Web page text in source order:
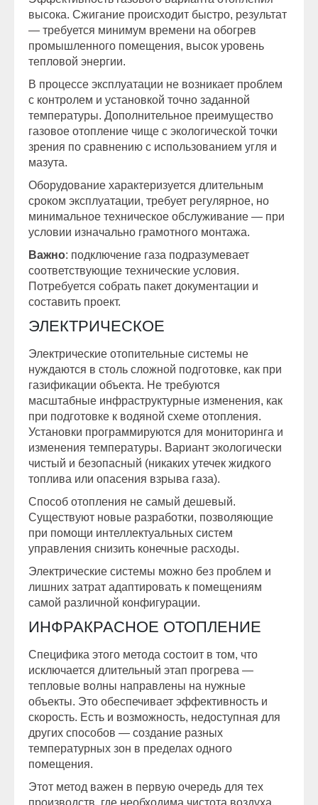
высока. Сжигание происходит быстро, результат
— требуется минимум времени на обогрев
промышленного помещения, высок уровень
тепловой энергии.
В процессе эксплуатации не возникает проблем
с контролем и установкой точно заданной
температуры. Дополнительное преимущество
газовое отопление чище с экологической точки
зрения по сравнению с использованием угля и
мазута.
Оборудование характеризуется длительным
сроком эксплуатации, требует регулярное, но
минимальное техническое обслуживание — при
условии изначально грамотного монтажа.
Важно: подключение газа подразумевает
соответствующие технические условия.
Потребуется собрать пакет документации и
составить проект.
ЭЛЕКТРИЧЕСКОЕ
Электрические отопительные системы не
нуждаются в столь сложной подготовке, как при
газификации объекта. Не требуются
масштабные инфраструктурные изменения, как
при подготовке к водяной схеме отопления.
Установки программируются для мониторинга и
изменения температуры. Вариант экологически
чистый и безопасный (никаких утечек жидкого
топлива или опасения взрыва газа).
Способ отопления не самый дешевый.
Существуют новые разработки, позволяющие
при помощи интеллектуальных систем
управления снизить конечные расходы.
Электрические системы можно без проблем и
лишних затрат адаптировать к помещениям
самой различной конфигурации.
ИНФРАКРАСНОЕ ОТОПЛЕНИЕ
Специфика этого метода состоит в том, что
исключается длительный этап прогрева —
тепловые волны направлены на нужные
объекты. Это обеспечивает эффективность и
скорость. Есть и возможность, недоступная для
других способов — создание разных
температурных зон в пределах одного
помещения.
Этот метод важен в первую очередь для тех
производств, где необходима чистота воздуха,